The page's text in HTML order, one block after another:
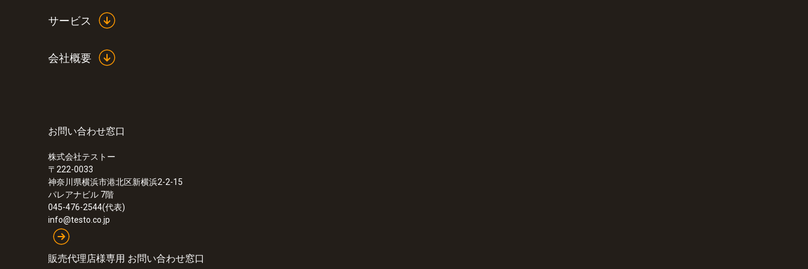
サービス
会社概要
お問い合わせ窓口
株式会社テストー
〒222-0033
神奈川県横浜市港北区新横浜2-2-15
パレアナビル 7階
045-476-2544(代表)
info@testo.co.jp
販売代理店様専用 お問い合わせ窓口